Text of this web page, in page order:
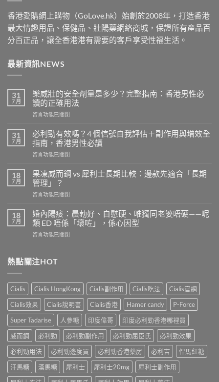
香港愛購網上購物（GoLove.hk）始創於2008年，打造香港
最大情趣用品、保健品、壯陽藥網絡商城，保證所有產品百
分百正品，讓全香港港有需要的客戶享受性福生活。
最新資訊NEWS
31
7 月
樂威壯的安全劑量是多少？完整指南：香港男性必
讀的正確用法
在
威
壯
的
安
劑
量
是
多
完
整
南：
男
讀
的
正
確
用
法〉
留言功能已關閉
31
7 月
必利勁有效嗎？4 個信號自我評估＋副作用與增效全
指南，香港男性必讀
在
利
勁
有
效
4
個
信
號
評
副
作
用
與
增
效
指
南，
香
男
留言功能已關閉
18
7 月
果凍威而鋼 vs 犀利士長期比較：邊款先適合「長期
管理」？
在
凍
威
而
鋼
利
期
比
較：
邊
款
先
合
「長
期
理」？〉
留言功能已關閉
18
7 月
婚內陽痿：晨勃好、自慰硬、唯獨同老婆唔硬——呢
類 ED 唔係「壞咗」，係心因型
在
陽
痿：
勃
好、
自
慰
硬、
唯
同
老
婆
硬
留言功能已關閉
熱點關注HOT
Cialis Cialis HongKong Cialis副作用 Cialis吃法
Cialis官網
Cialis效果
Cialis說明書 Cialis香港 Hamer candy
P-Force
Super Tadarise
人參糖 印度偉哥
印度必利勁香港哪裡買
威而鋼
必利勁 必利勁副作用 必利勁屈臣氏
必利勁效果
必利勁用法
必利勁邊度買 必利勁香港藥房 必利吉
悍馬紅糖
汗馬糖
漢馬糖 犀利士 犀利士20mg
犀利士副作用